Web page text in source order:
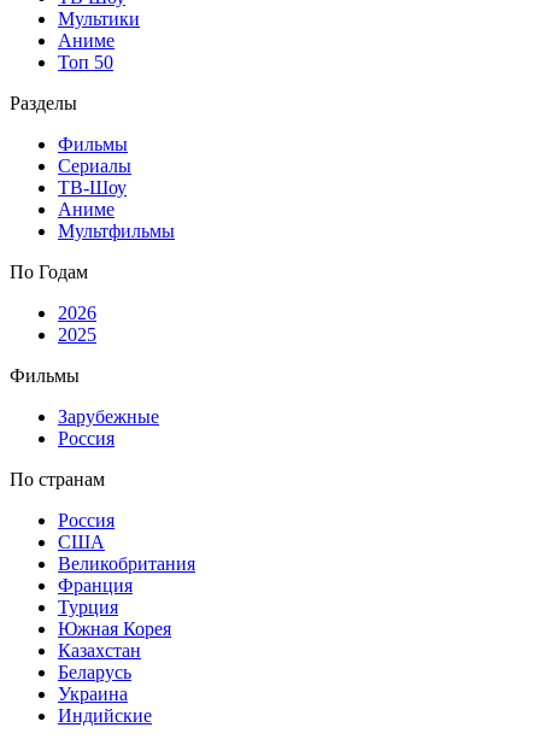
Мультики
Аниме
Топ 50
Разделы
Фильмы
Сериалы
ТВ-Шоу
Аниме
Мультфильмы
По Годам
2026
2025
Фильмы
Зарубежные
Россия
По странам
Россия
США
Великобритания
Франция
Турция
Южная Корея
Казахстан
Беларусь
Украина
Индийские